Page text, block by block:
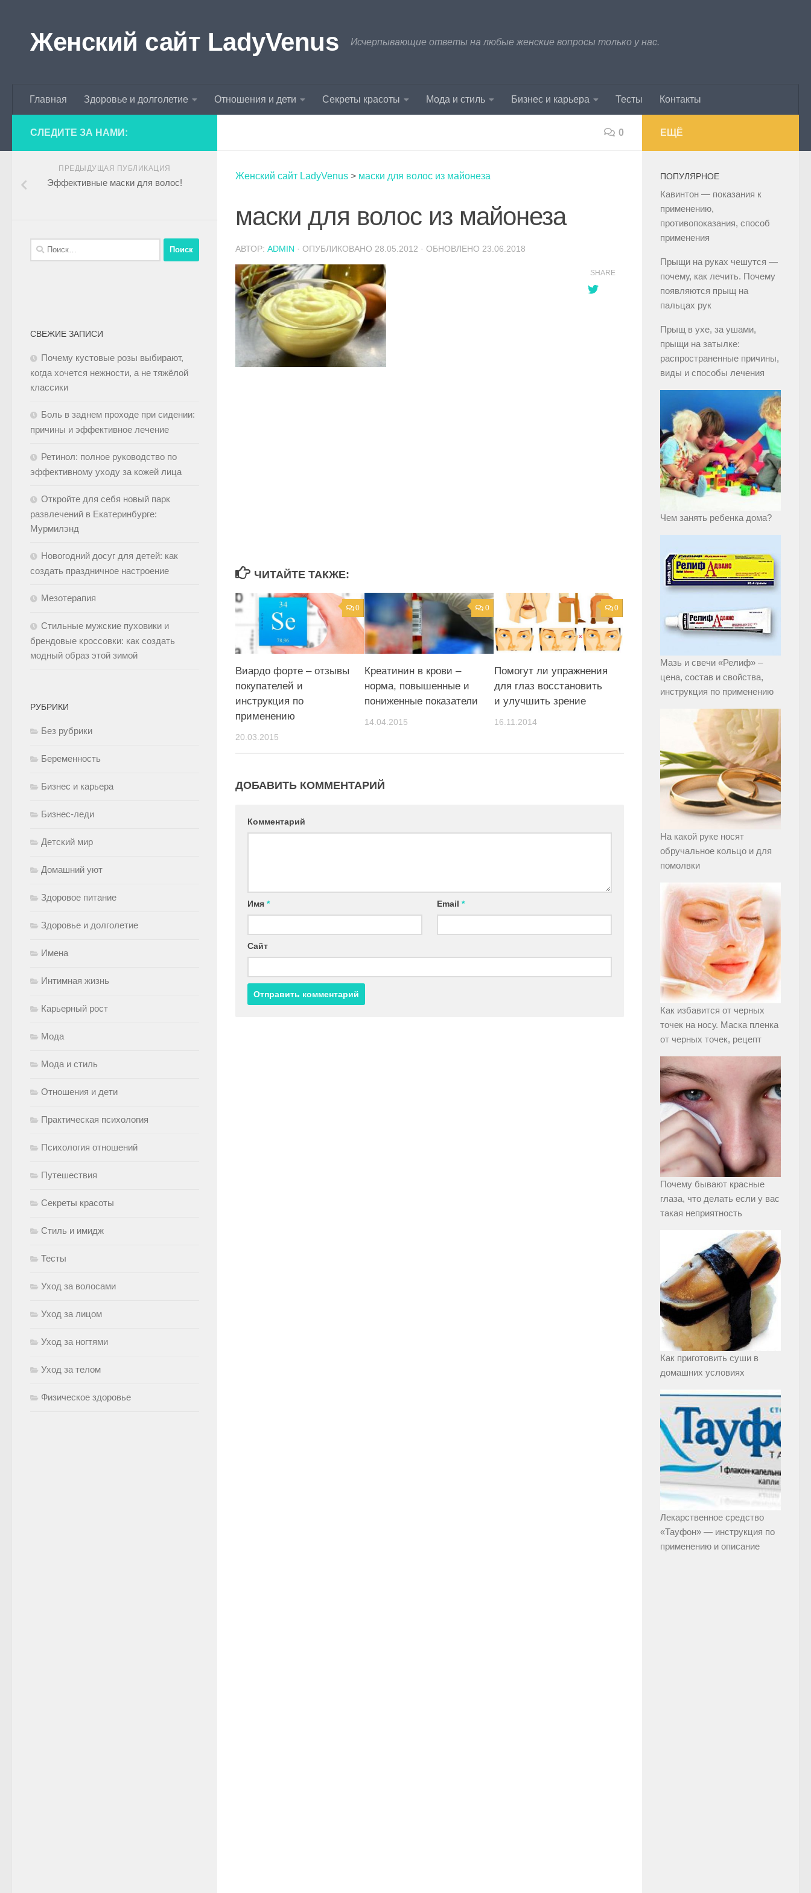
Женский сайт LadyVenus Исчерпывающие ответы на любые женские вопросы только у нас.
Главная Здоровье и долголетие Отношения и дети Секреты красоты Мода и стиль Бизнес и карьера Тесты Контакты
0
Женский сайт LadyVenus > маски для волос из майонеза
маски для волос из майонеза
АВТОР: ADMIN · ОПУБЛИКОВАНО 28.05.2012 · ОБНОВЛЕНО 23.06.2018
SHARE
ЧИТАЙТЕ ТАКЖЕ:
0
Виардо форте – отзывы
покупателей и
инструкция по
применению
20.03.2015
0
Креатинин в крови –
норма, повышенные и
пониженные показатели
14.04.2015
0
Помогут ли упражнения
для глаз восстановить
и улучшить зрение
16.11.2014
ДОБАВИТЬ КОММЕНТАРИЙ
Комментарий
Имя * Email*
Сайт
СЛЕДИТЕ ЗА НАМИ:
ПРЕДЫДУЩАЯ ПУБЛИКАЦИЯ
Эффективные маски для волос!
СВЕЖИЕ ЗАПИСИ
Почему кустовые розы выбирают,
когда хочется нежности, а не тяжёлой
классики
Боль в заднем проходе при сидении:
причины и эффективное лечение
Ретинол: полное руководство по
эффективному уходу за кожей лица
Откройте для себя новый парк
развлечений в Екатеринбурге:
Мурмилэнд
Новогодний досуг для детей: как
создать праздничное настроение
Мезотерапия
Стильные мужские пуховики и
брендовые кроссовки: как создать
модный образ этой зимой
РУБРИКИ
Без рубрики
Беременность
Бизнес и карьера
Бизнес-леди
Детский мир
Домашний уют
Здоровое питание
Здоровье и долголетие
Имена
Интимная жизнь
Карьерный рост
Мода
Мода и стиль
Отношения и дети
Практическая психология
Психология отношений
Путешествия
Секреты красоты
Стиль и имидж
Тесты
Уход за волосами
Уход за лицом
Уход за ногтями
Уход за телом
Физическое здоровье
ЕЩЁ
ПОПУЛЯРНОЕ
Кавинтон — показания к
применению,
противопоказания, способ
применения
Прыщи на руках чешутся —
почему, как лечить. Почему
появляются прыщ на
пальцах рук
Прыщ в ухе, за ушами,
прыщи на затылке:
распространенные причины,
виды и способы лечения
Чем занять ребенка дома?
Мазь и свечи «Релиф» –
цена, состав и свойства,
инструкция по применению
На какой руке носят
обручальное кольцо и для
помолвки
Как избавится от черных
точек на носу. Маска пленка
от черных точек, рецепт
Почему бывают красные
глаза, что делать если у вас
такая неприятность
Как приготовить суши в
домашних условиях
Лекарственное средство
«Тауфон» — инструкция по
применению и описание